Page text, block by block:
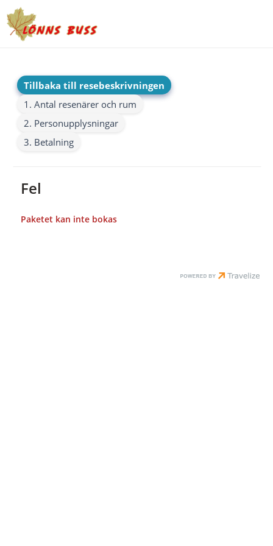
Tillbaka till resebeskrivningen
1. Antal resenärer och rum
2. Personupplysningar
3. Betalning
Fel
Paketet kan inte bokas